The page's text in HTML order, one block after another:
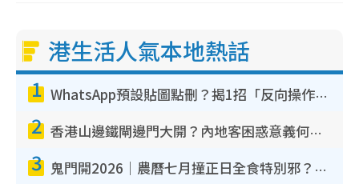
港生活人氣本地熱話
1 WhatsApp預設貼圖點刪？揭1招「反向操作」還原簡潔介面 附3步實測教學
2 香港山邊鐵閘邊門大開？內地客困惑意義何在！網民神回覆：呢種叫法理性防禦
3 鬼門開2026｜農曆七月撞正日全食特別邪？專家警告切忌做一事！揭4大禁忌+2招保平安